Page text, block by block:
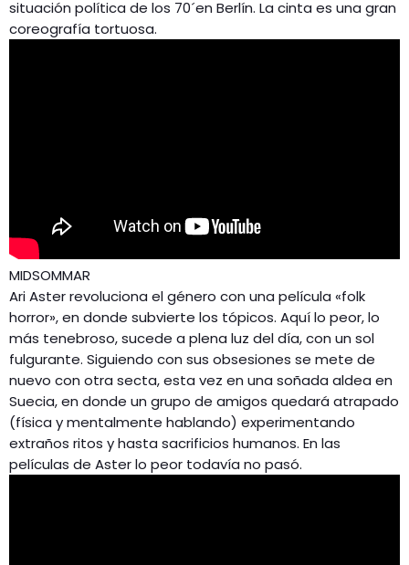
situación política de los 70´en Berlín. La cinta es una gran
coreografía tortuosa.
MIDSOMMAR
Ari Aster revoluciona el género con una película «folk
horror», en donde subvierte los tópicos. Aquí lo peor, lo
más tenebroso, sucede a plena luz del día, con un sol
fulgurante. Siguiendo con sus obsesiones se mete de
nuevo con otra secta, esta vez en una soñada aldea en
Suecia, en donde un grupo de amigos quedará atrapado
(física y mentalmente hablando) experimentando
extraños ritos y hasta sacrificios humanos. En las
películas de Aster lo peor todavía no pasó.